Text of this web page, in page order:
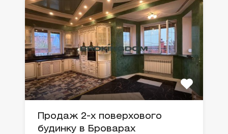
Продаж 2-х поверхового
будинку в Броварах